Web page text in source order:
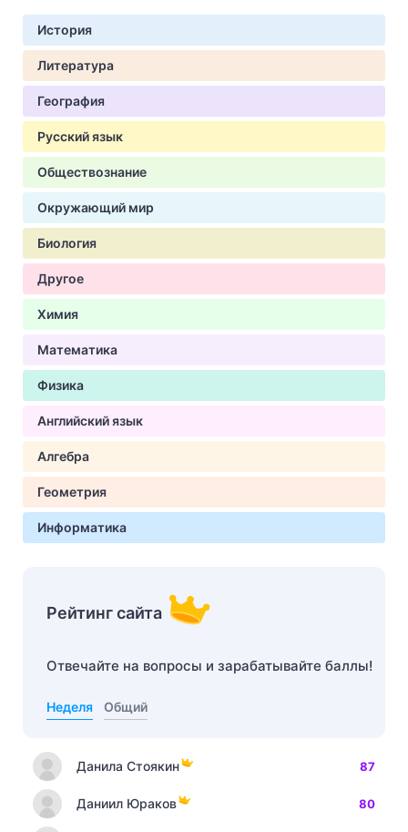
История
Литература
География
Русский язык
Обществознание
Окружающий мир
Биология
Другое
Химия
Математика
Физика
Английский язык
Алгебра
Геометрия
Информатика
Рейтинг сайта
Отвечайте на вопросы и зарабатывайте баллы!
Неделя Общий
Данила Стоякин 87
Даниил Юраков 80